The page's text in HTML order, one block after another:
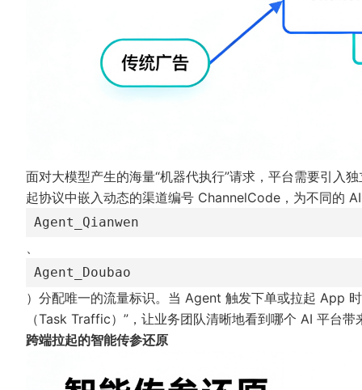
面对大模型产生的海量“机器代执行”请求，平台需要引入
起协议中嵌入动态的渠道编号 ChannelCode ，为不同的
Agent_Qianwen
Agent_Doubao
）分配唯一的流量标识。当 Agent 触发下单或拉起 App
（Task Traffic）”，让业务团队清晰地看到哪个 AI 平台
跨端拉起的智能传参还原